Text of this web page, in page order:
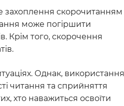
захоплення скорочитанням
може погіршити
Крім того, скорочення
Однак, використання
читання та сприйняття
хто наважиться освоїти